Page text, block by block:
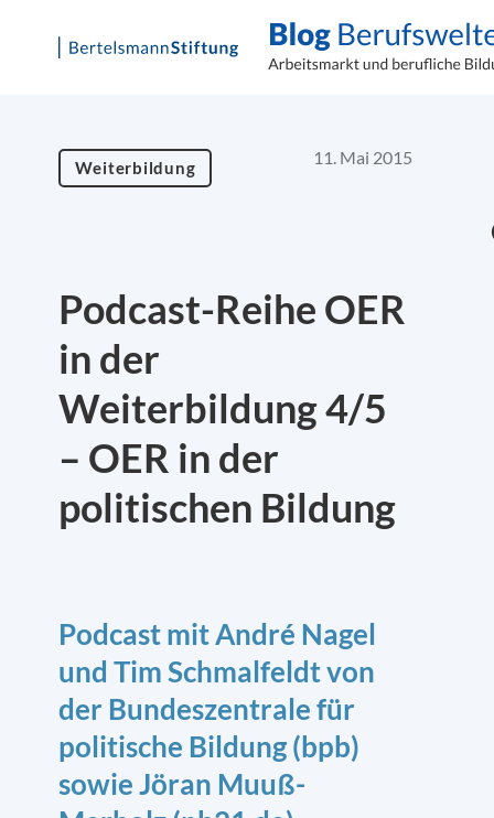
content
Weiterbildung 11. Mai 2015
Podcast-Reihe OER
in der
Weiterbildung 4/5
– OER in der
politischen Bildung
Podcast mit André Nagel
und Tim Schmalfeldt von
der Bundeszentrale für
politische Bildung (bpb)
sowie Jöran Muuß-